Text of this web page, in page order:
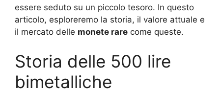
essere seduto su un piccolo tesoro. In questo
articolo, esploreremo la storia, il valore attuale e
il mercato delle monete rare come queste.
Storia delle 500 lire
bimetalliche